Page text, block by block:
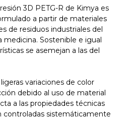
3D PETG-R de Kimya es
a partir de materiales
de residuos industriales del
medicina. Sostenible e igual
se asemejan a las del
variaciones de color
debido al uso de material
a las propiedades técnicas
controladas sistemáticamente